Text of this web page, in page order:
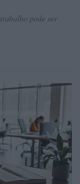
pode ser